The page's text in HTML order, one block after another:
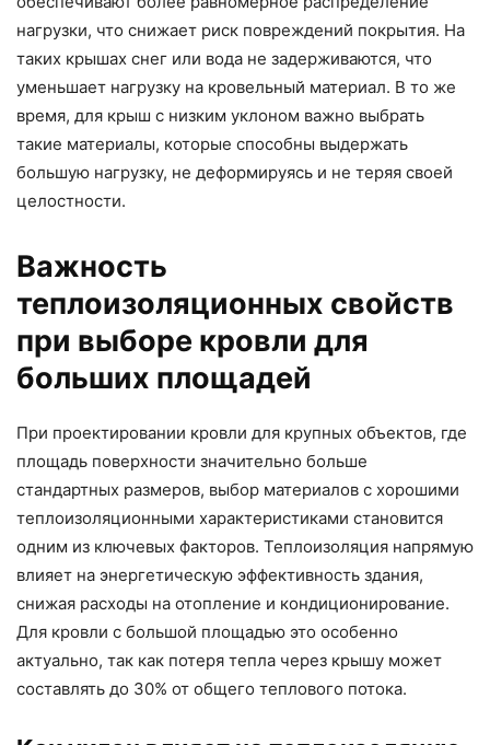
нагрузки, что снижает риск повреждений покрытия. На
таких крышах снег или вода не задерживаются, что
уменьшает нагрузку на кровельный материал. В то же
время, для крыш с низким уклоном важно выбрать
такие материалы, которые способны выдержать
большую нагрузку, не деформируясь и не теряя своей
целостности.
Важность
теплоизоляционных свойств
при выборе кровли для
больших площадей
При проектировании кровли для крупных объектов, где
площадь поверхности значительно больше
стандартных размеров, выбор материалов с хорошими
теплоизоляционными характеристиками становится
одним из ключевых факторов. Теплоизоляция напрямую
влияет на энергетическую эффективность здания,
снижая расходы на отопление и кондиционирование.
Для кровли с большой площадью это особенно
актуально, так как потеря тепла через крышу может
составлять до 30% от общего теплового потока.